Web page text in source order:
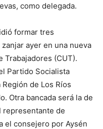
como delegada.
formar tres
ayer en una nueva
Trabajadores (CUT).
Partido Socialista
de Los Ríos
Otra bancada será la de
representante de
el consejero por Aysén